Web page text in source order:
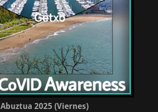
Abuztua 2025 (Viernes)